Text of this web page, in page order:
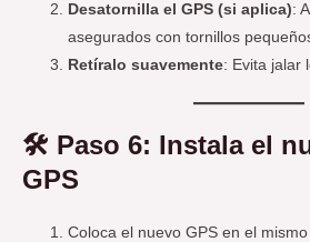
Desatornilla el GPS (si aplica):
asegurados con tornillos
Retíralo suavemente: Evita jalar
🛠️ Paso 6: Instala el
GPS
Coloca el nuevo GPS en el